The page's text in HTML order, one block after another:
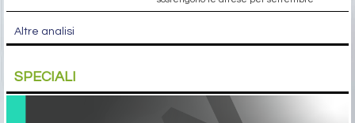
Altre analisi
SPECIALI